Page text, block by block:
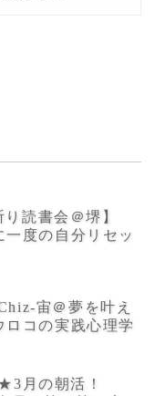
読書会＠堺】
度の自分リセッ
宙＠夢を叶え
ロコの実践心理学
月の朝活！